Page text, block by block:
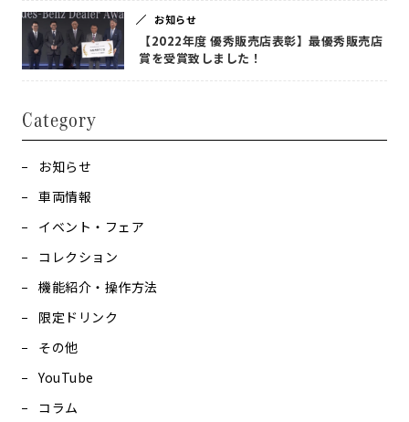
お知らせ
【2022年度 優秀販売店表彰】最優秀販売店
賞を受賞致しました！
Category
お知らせ
車両情報
イベント・フェア
コレクション
機能紹介・操作方法
限定ドリンク
その他
YouTube
コラム